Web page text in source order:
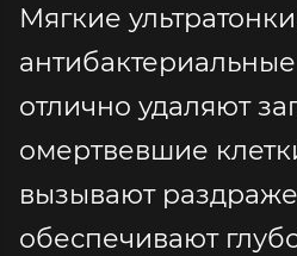
Мягкие
отлично удаляют
омертвевшие
вызывают
обеспечивают